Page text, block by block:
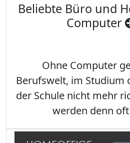
Beliebte Büro und
Computer
Ohne Computer
Berufswelt, im Studium
der Schule nicht mehr
werden denn